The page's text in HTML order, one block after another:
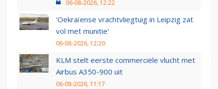
06-08-2026, 12:22
'Oekraïense vrachtvliegtuig in Leipzig zat
vol met munitie'
06-08-2026, 12:20
KLM stelt eerste commerciële vlucht met
Airbus A350-900 uit
06-08-2026, 11:17